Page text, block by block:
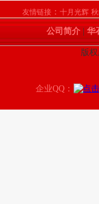
友情链接 ： 十月光辉
公司简介 | 华
版
企业QQ：